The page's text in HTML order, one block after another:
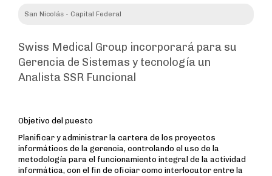
San Nicolás - Capital Federal
Swiss Medical Group incorporará para su
Gerencia de Sistemas y tecnología un
Analista SSR Funcional
Objetivo del puesto
Planificar y administrar la cartera de los proyectos
informáticos de la gerencia, controlando el uso de la
metodología para el funcionamiento integral de la actividad
informática, con el fin de oficiar como interlocutor entre la